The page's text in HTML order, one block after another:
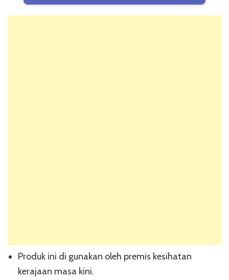
Produk ini di gunakan oleh premis kesihatan
kerajaan masa kini.